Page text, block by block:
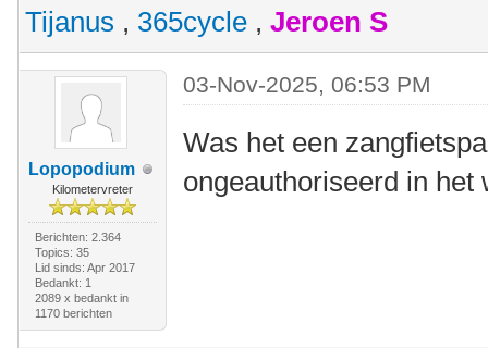
Tijanus , 365cycle , Jeroen S
Lopopodium
Kilometervreter
Berichten: 2.364
Topics: 35
Lid sinds: Apr 2017
Bedankt: 1
2089 x bedankt in
1170 berichten
03-Nov-2025, 06:53 PM
Was het een
ongeauthoriseerd in het